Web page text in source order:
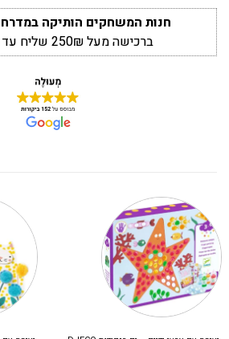
חנות המשחקים הותיקה
ברכישה מעל 250₪ שליח עד הבית חינם